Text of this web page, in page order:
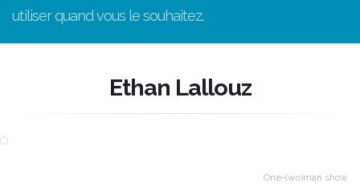
utiliser quand vous le souhaitez.
Ethan Lallouz
One-(wo)man show